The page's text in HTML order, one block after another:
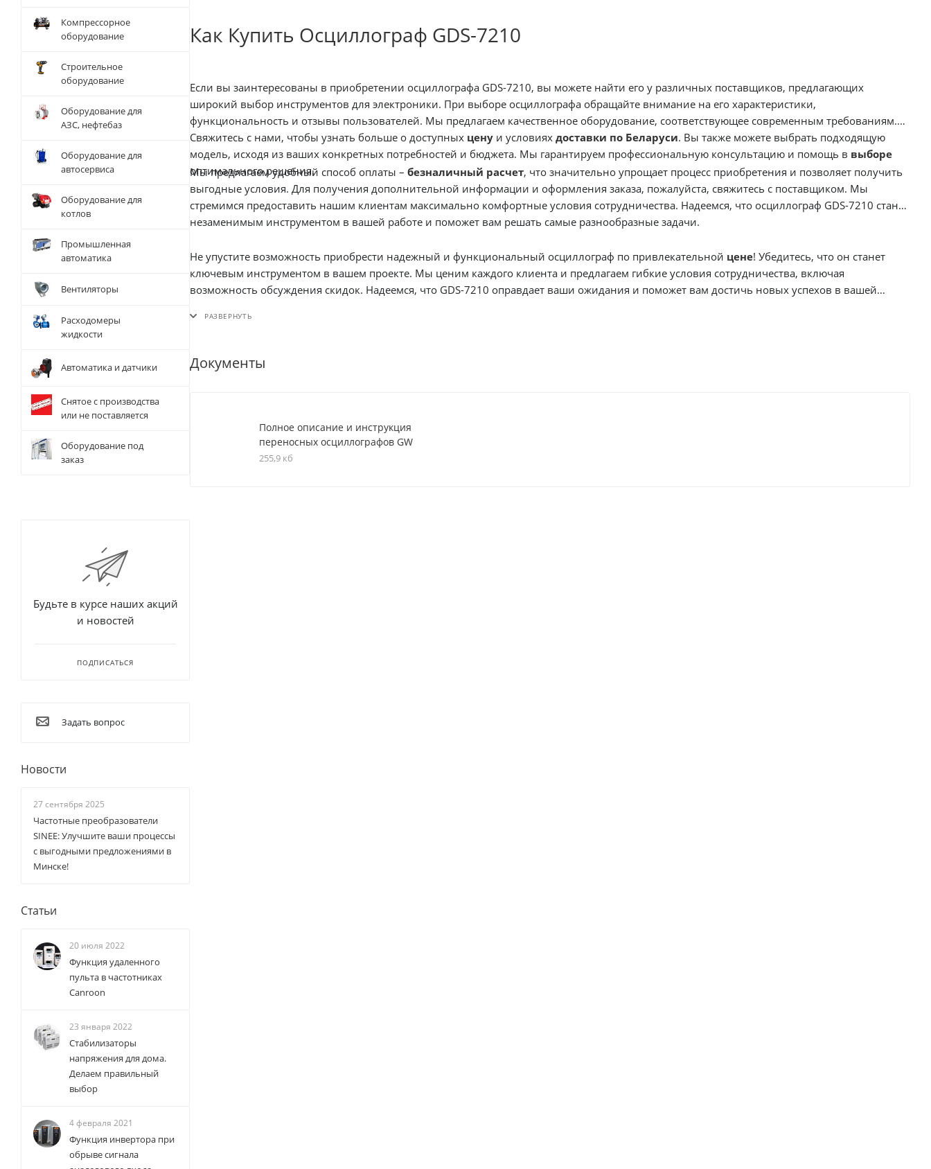
Как Купить Осциллограф GDS-7210
Если вы заинтересованы в приобретении осциллографа GDS-7210, вы можете найти его у различных поставщиков, предлагающих
широкий выбор инструментов для электроники. При выборе осциллографа обращайте внимание на его характеристики,
функциональность и отзывы пользователей. Мы предлагаем качественное оборудование, соответствующее современным требованиям.
Свяжитесь с нами, чтобы узнать больше о доступных цену и условиях доставки по Беларуси. Вы также можете выбрать подходящую
модель, исходя из ваших конкретных потребностей и бюджета. Мы гарантируем профессиональную консультацию и помощь в выборе
оптимального решения.
Мы предлагаем удобный способ оплаты – безналичный расчет, что значительно упрощает процесс приобретения и позволяет получить
выгодные условия. Для получения дополнительной информации и оформления заказа, пожалуйста, свяжитесь с поставщиком. Мы
стремимся предоставить нашим клиентам максимально комфортные условия сотрудничества. Надеемся, что осциллограф GDS-7210 станет
незаменимым инструментом в вашей работе и поможет вам решать самые разнообразные задачи.
Не упустите возможность приобрести надежный и функциональный осциллограф по привлекательной цене! Убедитесь, что он станет
ключевым инструментом в вашем проекте. Мы ценим каждого клиента и предлагаем гибкие условия сотрудничества, включая
возможность обсуждения скидок. Надеемся, что GDS-7210 оправдает ваши ожидания и поможет вам достичь новых успехов в вашей
Документы
Полное описание и инструкция
переносных осциллографов GW
255,9 кб
Компрессорное
оборудование
Строительное
оборудование
Оборудование для
АЗС, нефтебаз
Оборудование для
автосервиса
Оборудование для
котлов
Промышленная
автоматика
Вентиляторы
Расходомеры
жидкости
Автоматика и датчики
Снятое с производства
или не поставляется
Оборудование под
заказ
Будьте в курсе наших акций
и новостей
ПОДПИСАТЬСЯ
Задать вопрос
Новости
27 сентября 2025
Частотные преобразователи
SINEE: Улучшите ваши процессы
с выгодными предложениями в
Минске!
Статьи
20 июля 2022
Функция удаленного
пульта в частотниках
Canroon
23 января 2022
Стабилизаторы
напряжения для дома.
Делаем правильный
выбор
4 февраля 2021
Функция инвертора при
обрыве сигнала